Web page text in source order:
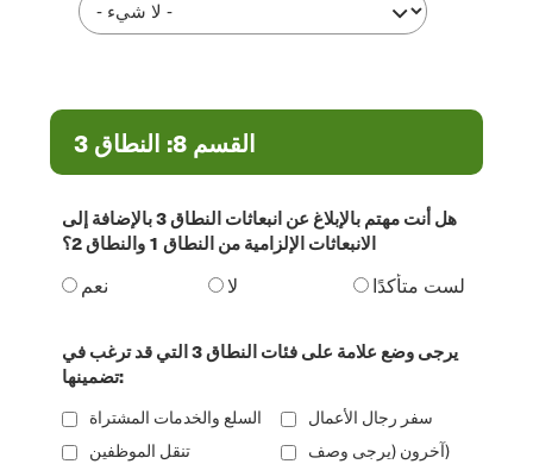
القسم 8: النطاق 3
هل أنت مهتم بالإبلاغ عن انبعاثات النطاق 3 بالإضافة إلى
الانبعاثات الإلزامية من النطاق 1 والنطاق 2؟
نعم
لا لست متأكدًا
يرجى وضع علامة على فئات النطاق 3 التي قد ترغب في
تضمينها:
السلع والخدمات المشتراة
تنقل الموظفين
سفر رجال الأعمال
آخرون (يرجى وصف)